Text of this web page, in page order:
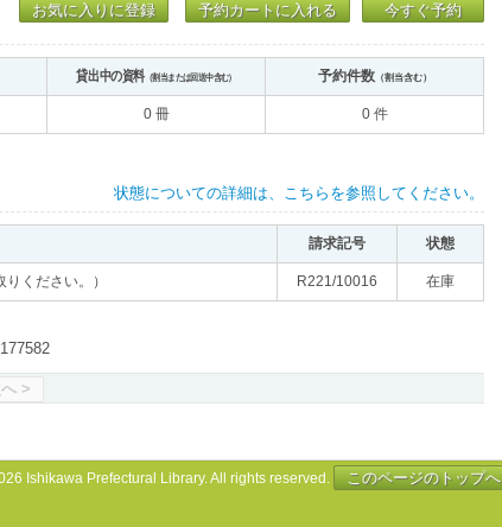
お気に入りに登録 予約カートに入れる 今すぐ予約
貸出中の資料（割当または回送中含む） 予約件数（割当含む）
0 冊 0 件
状態についての詳細は、こちらを参照してください。
請求記号 状態
ください。） R221/10016 在庫
>
Ishikawa Prefectural Library. All rights reserved. このページのトップへ